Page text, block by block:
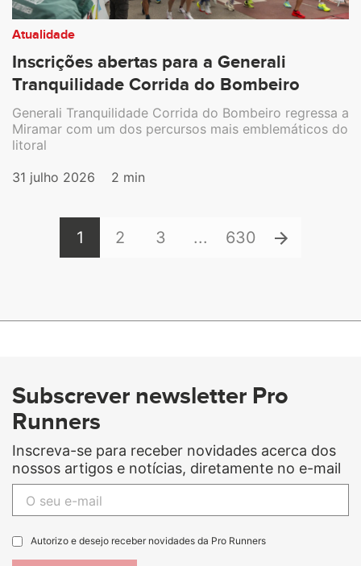
Atualidade
Inscrições abertas para a Generali
Tranquilidade Corrida do Bombeiro
Generali Tranquilidade Corrida do Bombeiro regressa a
Miramar com um dos percursos mais emblemáticos do
litoral
31 julho 2026
2 min
1 2 3 ... 630
Subscrever newsletter Pro
Runners
Inscreva-se para receber novidades acerca dos
nossos artigos e notícias, diretamente no e-mail
Autorizo e desejo receber novidades da Pro Runners